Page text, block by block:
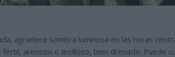
agradece sombra luminosa en las horas
arenoso o arcilloso, bien drenado. Puede